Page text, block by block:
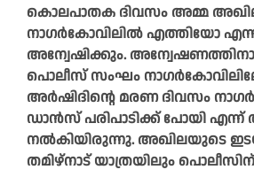
കൊലപാതക ദിവസം അമ്മ
നാഗര്‍കോവിലില്‍ എത്തിയോ
അന്വേഷിക്കും.
പൊലീസ് സംഘം
അര്‍ഷിദിന്റെ മരണ ദിവസം
ഡാന്‍സ് പരിപാടിക്ക് പോയി
നല്‍കിയിരുന്നു. അഖിലയുടെ
തമിഴ്‌നാട് യാത്രയിലും